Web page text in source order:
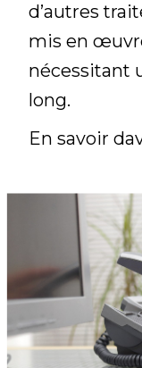
d’autres
mis en
nécessitant
long.
En savoir